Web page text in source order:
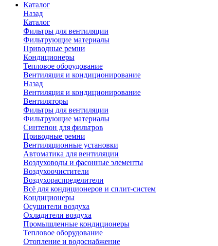
Каталог
Назад
Каталог
Фильтры для вентиляции
Фильтрующие материалы
Приводные ремни
Кондиционеры
Тепловое оборудование
Вентиляция и кондиционирование
Назад
Вентиляция и кондиционирование
Вентиляторы
Фильтры для вентиляции
Фильтрующие материалы
Синтепон для фильтров
Приводные ремни
Вентиляционные установки
Автоматика для вентиляции
Воздуховоды и фасонные элементы
Воздухоочистители
Воздухораспределители
Всё для кондиционеров и сплит-систем
Кондиционеры
Осушители воздуха
Охладители воздуха
Промышленные кондиционеры
Тепловое оборудование
Отопление и водоснабжение